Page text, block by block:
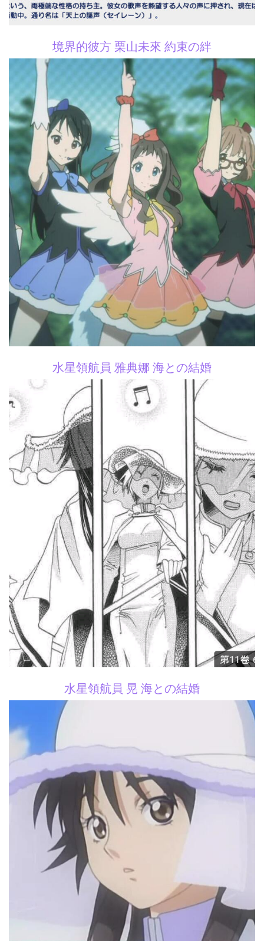
境界的彼方 栗山未來 約束の絆
水星領航員 雅典娜 海との結婚
水星領航員 晃 海との結婚